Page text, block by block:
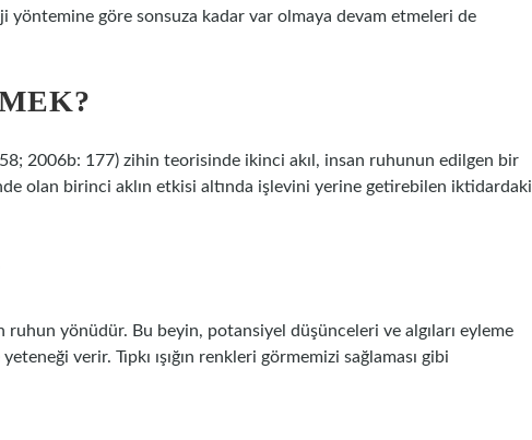
yöntemine göre sonsuza kadar var olmaya devam etmeleri de
2006b: 177) zihin teorisinde ikinci akıl, insan ruhunun edilgen bir
olan birinci aklın etkisi altında işlevini yerine getirebilen iktidardaki
yönüdür. Bu beyin, potansiyel düşünceleri ve algıları eyleme
verir. Tıpkı ışığın renkleri görmemizi sağlaması gibi